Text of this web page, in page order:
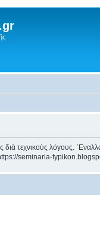
διὰ τεχνικοὺς λόγους.
seminaria-